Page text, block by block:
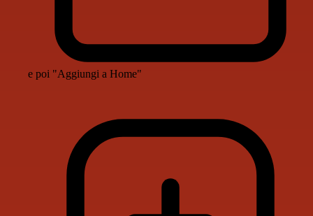
e poi "Aggiungi a Home"